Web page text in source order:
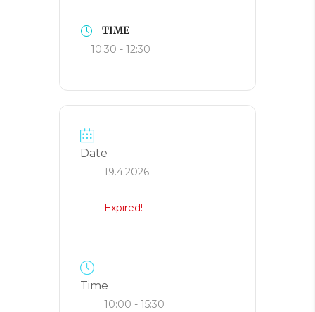
TIME
10:30 - 12:30
Date
19.4.2026
Expired!
Time
10:00 - 15:30